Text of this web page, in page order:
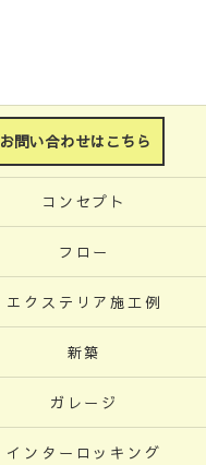
お問い合わせはこちら
コンセプト
フロー
エクステリア施工例
新築
ガレージ
インターロッキング